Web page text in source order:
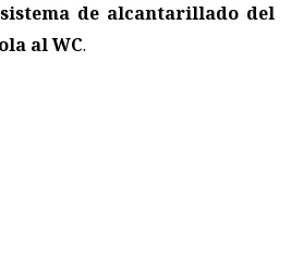
de alcantarillado del
al WC.